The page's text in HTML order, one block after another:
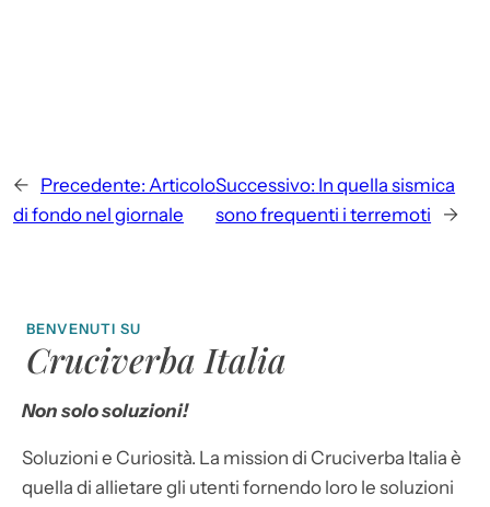
← Precedente: Articolo
di fondo nel giornale
Successivo: In quella sismica
sono frequenti i terremoti
→
BENVENUTI SU
Cruciverba Italia
Non solo soluzioni!
Soluzioni e Curiosità. La mission di Cruciverba Italia è
quella di allietare gli utenti fornendo loro le soluzioni